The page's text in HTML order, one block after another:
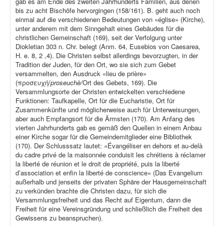
bis zu acht Bischöfe hervorgingen (158/161). B. geht auch noch
einmal auf die verschiedenen Bedeutungen von «église» (Kirche),
unter anderem mit dem Sinngehalt eines Gebäudes für die
christlichen Gemeinschaft (169), seit der Verfolgung unter
Diokletian 303 n. Chr. belegt (Anm. 64, Eusebios von Caesarea,
H. e. 8, 2 ,4). Die Christen selbst allerdings bevorzugten, in der
Tradition der Juden, für den Ort, wo sie sich zum Gebet
versammelten, den Ausdruck «lieu de prière»
(προσευχή/proseuchè/Ort des Gebets, 169). Die
Versammlungsorte der Christen entwickelten verschiedene
Funktionen: Taufkapelle, Ort für die Eucharistie, Ort für
Zusammenkünfte und möglicherweise auch für Unterweisungen,
aber auch Empfangsort für die Ärmsten (170). Am Anfang des
vierten Jahrhunderts gab es gemäß den Quellen in einem Anbau
einer Kirche sogar für die Gemeindemitglieder eine Bibliothek
(170). Der Schlusssatz lautet: «Évangéliser en dehors et au-delà
du cadre privé de la maisonnée conduisit les chrétiens à réclamer
la liberté de réunion et le droit de propriété, puis la liberté
d’association et enfin la liberté de conscience» (Das Evangelium
außerhalb und jenseits der privaten Sphäre der Hausgemeinschaft
zu verkünden brachte die Christen dazu, für sich die
Versammlungsfreiheit und das Recht auf Eigentum, dann die
Freiheit für eine Vereinsgründung und schließlich die Freiheit des
Gewissens zu beanspruchen).